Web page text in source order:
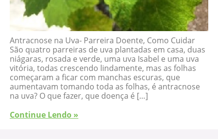
Antracnose na Uva- Parreira Doente, Como Cuidar
São quatro parreiras de uva plantadas em casa, duas
niágaras, rosada e verde, uma uva Isabel e uma uva
vitória, todas crescendo lindamente, mas as folhas
começaram a ficar com manchas escuras, que
aumentavam tomando toda as folhas, é antracnose
na uva? O que fazer, que doença é […]
Continue Lendo »